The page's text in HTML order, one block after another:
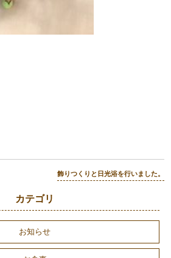
飾りつくりと日光浴を行いました。
カテゴリ
お知らせ